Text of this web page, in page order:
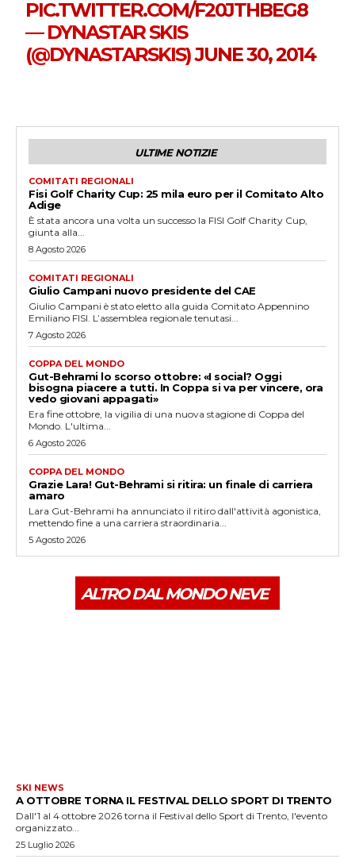
PIC.TWITTER.COM/F20JTHBEG8
— DYNASTAR SKIS
(@DYNASTARSKIS)JUNE 30, 2014
ULTIME NOTIZIE
COMITATI REGIONALI
Fisi Golf Charity Cup: 25 mila euro per il Comitato Alto
Adige
È stata ancora una volta un successo la FISI Golf Charity Cup,
giunta alla...
8 Agosto 2026
COMITATI REGIONALI
Giulio Campani nuovo presidente del CAE
Giulio Campani è stato eletto alla guida Comitato Appennino
Emiliano FISI. L’assemblea regionale tenutasi...
7 Agosto 2026
COPPA DEL MONDO
Gut-Behrami lo scorso ottobre: «I social? Oggi
bisogna piacere a tutti. In Coppa si va per vincere, ora
vedo giovani appagati»
Era fine ottobre, la vigilia di una nuova stagione di Coppa del
Mondo. L'ultima...
6 Agosto 2026
COPPA DEL MONDO
Grazie Lara! Gut-Behrami si ritira: un finale di carriera
amaro
Lara Gut-Behrami ha annunciato il ritiro dall'attività agonistica,
mettendo fine a una carriera straordinaria...
5 Agosto 2026
ALTRO DAL MONDO NEVE
SKI NEWS
A OTTOBRE TORNA IL FESTIVAL DELLO SPORT DI TRENTO
Dall'1 al 4 ottobre 2026 torna il Festival dello Sport di Trento, l'evento
organizzato...
25 Luglio 2026